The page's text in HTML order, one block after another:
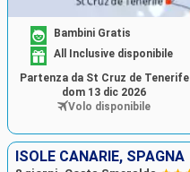
Bambini Gratis
All Inclusive disponibile
Partenza da St Cruz de Tenerife
dom 13 dic 2026
Volo disponibile
ISOLE CANARIE, SPAGNA